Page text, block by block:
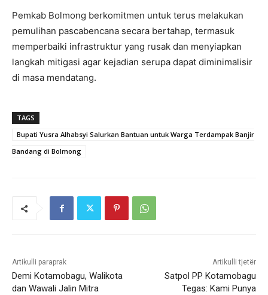
Pemkab Bolmong berkomitmen untuk terus melakukan
pemulihan pascabencana secara bertahap, termasuk
memperbaiki infrastruktur yang rusak dan menyiapkan
langkah mitigasi agar kejadian serupa dapat diminimalisir
di masa mendatang.
TAGS
Bupati Yusra Alhabsyi Salurkan Bantuan untuk Warga Terdampak Banjir
Bandang di Bolmong
Artikulli paraprak
Demi Kotamobagu, Walikota
dan Wawali Jalin Mitra
Artikulli tjetër
Satpol PP Kotamobagu
Tegas: Kami Punya